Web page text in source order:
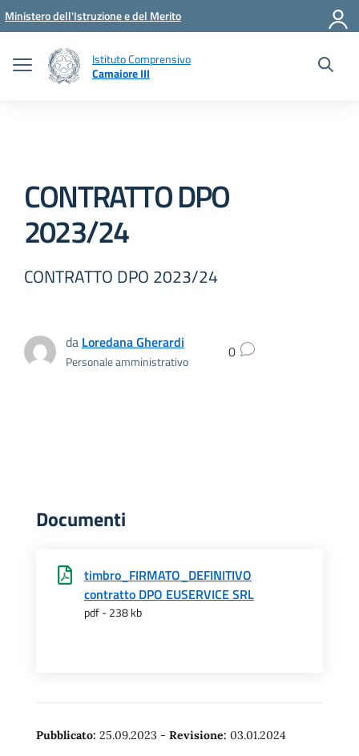
Vai ai contenuti
Vai al menu di navigazione
Vai al footer
Ministero dell'Istruzione e del Merito
Istituto Comprensivo
Camaiore III
CONTRATTO DPO
2023/24
CONTRATTO DPO 2023/24
da Loredana Gherardi
Personale amministrativo 0
Documenti
timbro_FIRMATO_DEFINITIVO
contratto DPO EUSERVICE SRL
pdf - 238 kb
Pubblicato: 25.09.2023 - Revisione: 03.01.2024